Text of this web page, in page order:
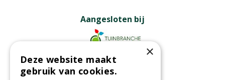
Aangesloten bij
Partners
×
Deze website maakt
gebruik van cookies.